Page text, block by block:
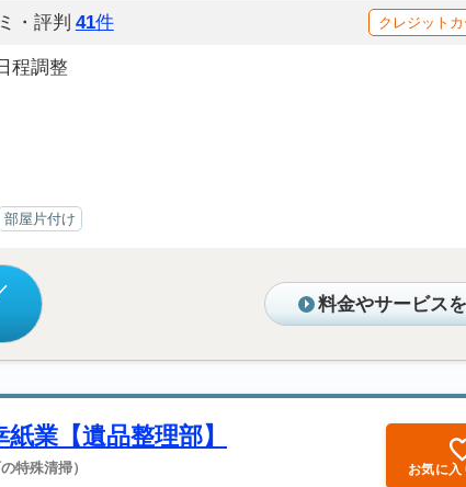
・評判 41件 クレジット
程調整
部屋片付け
料金やサービス
業【遺品整理部】
特殊清掃） お気に